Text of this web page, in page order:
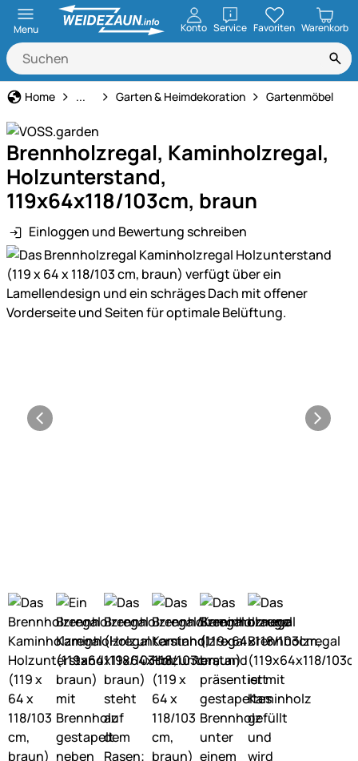
Menu Konto ServiceöffnenFavoriten Warenkorb
Home Haus und Hof
... Garten & Heimdekoration Gartenmöbel
Brennholzregal, Kaminholzregal,
Holzunterstand,
119x64x118/103cm, braun
Einloggen und Bewertung schreiben
Produktgalerie